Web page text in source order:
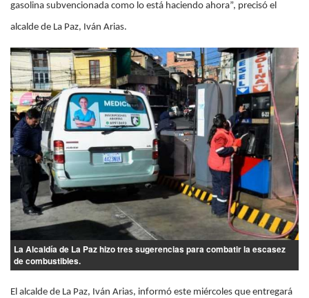
gasolina subvencionada como lo está haciendo ahora”, precisó el
alcalde de La Paz, Iván Arias.
La Alcaldía de La Paz hizo tres sugerencias para combatir la escasez
de combustibles.
El alcalde de La Paz, Iván Arias, informó este miércoles que entregará